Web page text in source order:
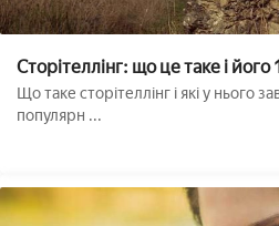
Сторітеллінг: що це таке і
Що таке сторітеллінг і які у нього
популярн ...